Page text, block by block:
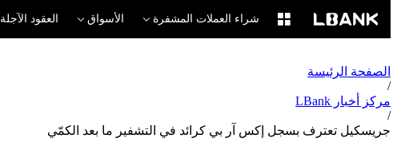
شراء العملات المشفرة الأسواق العقود الآجلة
الصفحة الرئيسة
/
مركز أخبار LBank
/
جريسكيل تعترف بسجل إكس آر بي كرائد في التشفير ما بعد الكمّي